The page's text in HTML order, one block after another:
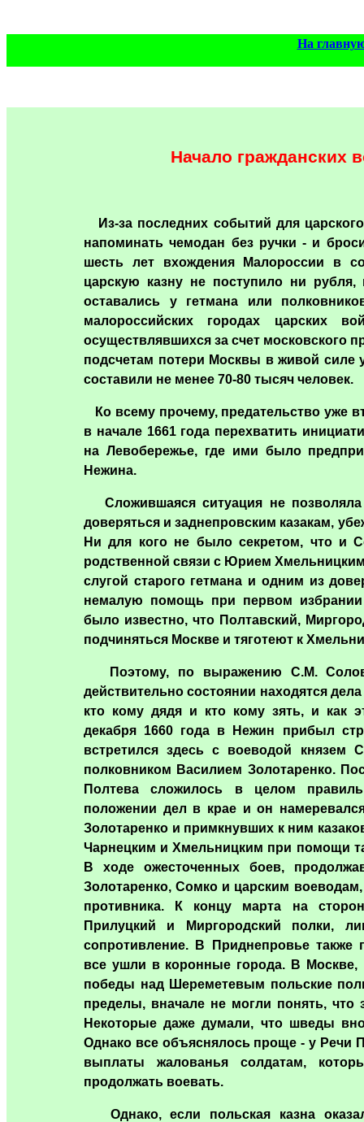
На
Начало гражданских
Из-за последних событий для
напоминать чемодан без ручки - и
шесть лет вхождения Малороссии в
царскую казну не поступило ни
оставались у гетмана или
малороссийских городах царских
осуществлявшихся за счет московского
подсчетам потери Москвы в живой
составили не менее 70-80 тысяч человек.
Ко всему прочему, предательство уже
в начале 1661 года перехватить
на Левобережье, где ими было
Нежина.
Сложившаяся ситуация не позволяла
доверяться и заднепровским казакам,
Ни для кого не было секретом, что и
родственной связи с Юрием
слугой старого гетмана и одним из
немалую помощь при первом избрании
было известно, что Полтавский,
подчиняться Москве и тяготеют к
Поэтому, по выражению С.М.
действительно состоянии находятся
кто кому дядя и кто кому зять, и как
декабря 1660 года в Нежин прибыл
встретился здесь с воеводой
полковником Василием Золотаренко.
Полтева сложилось в целом
положении дел в крае и он
Золотаренко и примкнувших к ним
Чарнецким и Хмельницким при помощи
В ходе ожесточенных боев,
Золотаренко, Сомко и царским
противника. К концу марта на
Прилуцкий и Миргородский полки,
сопротивление. В Приднепровье также
все ушли в коронные города. В Москве,
победы над Шереметевым польские
пределы, вначале не могли понять, что
Некоторые даже думали, что шведы
Однако все объяснялось проще - у Речи
выплаты жалованья солдатам,
продолжать воевать.
Однако, если польская казна